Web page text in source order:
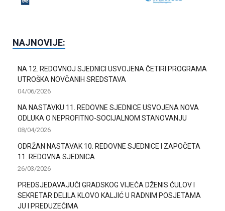
NAJNOVIJE:
NA 12. REDOVNOJ SJEDNICI USVOJENA ČETIRI PROGRAMA
UTROŠKA NOVČANIH SREDSTAVA
04/06/2026
NA NASTAVKU 11. REDOVNE SJEDNICE USVOJENA NOVA
ODLUKA O NEPROFITNO-SOCIJALNOM STANOVANJU
08/04/2026
ODRŽAN NASTAVAK 10. REDOVNE SJEDNICE I ZAPOČETA
11. REDOVNA SJEDNICA
26/03/2026
PREDSJEDAVAJUĆI GRADSKOG VIJEĆA DŽENIS ĆULOV I
SEKRETAR DELILA KLOVO KALJIĆ U RADNIM POSJETAMA
JU I PREDUZEĆIMA